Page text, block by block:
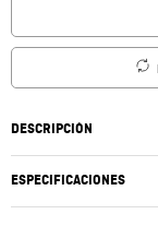
DESCRIPCIÓN
ESPECIFICACIONES